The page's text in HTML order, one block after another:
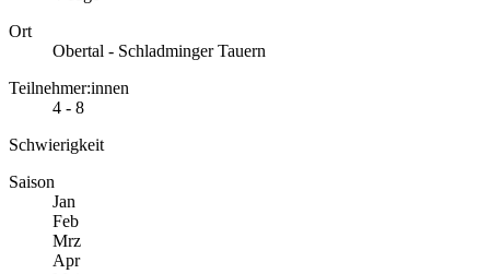
Ort
Obertal - Schladminger Tauern
Teilnehmer:innen
4 - 8
Schwierigkeit
Saison
Jan
Feb
Mrz
Apr